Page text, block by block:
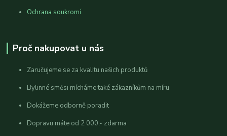
Ochrana soukromí
Proč nakupovat u nás
Zaručujeme se za kvalitu našich produktů
Bylinné směsi mícháme také zákazníkům na míru
Dokážeme odborně poradit
Dopravu máte od 2 000,- zdarma